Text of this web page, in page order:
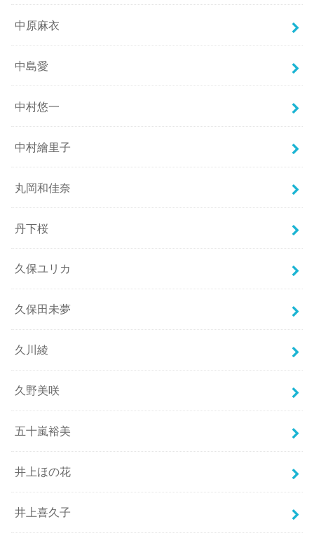
中原麻衣
中島愛
中村悠一
中村繪里子
丸岡和佳奈
丹下桜
久保ユリカ
久保田未夢
久川綾
久野美咲
五十嵐裕美
井上ほの花
井上喜久子